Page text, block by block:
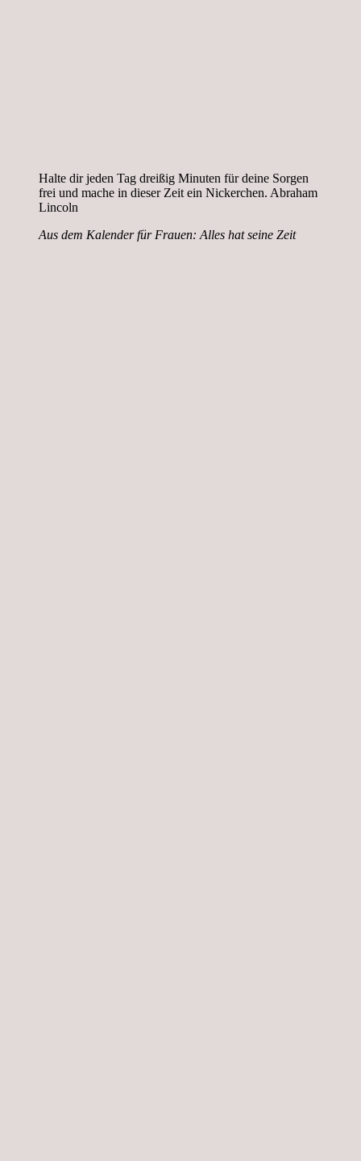
Halte dir jeden Tag dreißig Minuten für deine Sorgen
frei und mache in dieser Zeit ein Nickerchen. Abraham
Lincoln
Aus dem Kalender für Frauen: Alles hat seine Zeit